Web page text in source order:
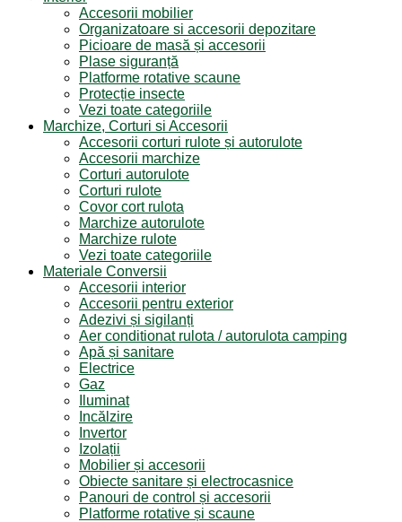
Accesorii mobilier
Organizatoare si accesorii depozitare
Picioare de masă și accesorii
Plase siguranță
Platforme rotative scaune
Protecție insecte
Vezi toate categoriile
Marchize, Corturi si Accesorii
Accesorii corturi rulote și autorulote
Accesorii marchize
Corturi autorulote
Corturi rulote
Covor cort rulota
Marchize autorulote
Marchize rulote
Vezi toate categoriile
Materiale Conversii
Accesorii interior
Accesorii pentru exterior
Adezivi și sigilanți
Aer conditionat rulota / autorulota camping
Apă și sanitare
Electrice
Gaz
Iluminat
Incălzire
Invertor
Izolații
Mobilier și accesorii
Obiecte sanitare și electrocasnice
Panouri de control și accesorii
Platforme rotative și scaune